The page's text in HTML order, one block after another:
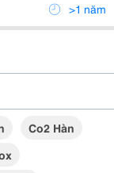
>1 năm
Co2 Hàn